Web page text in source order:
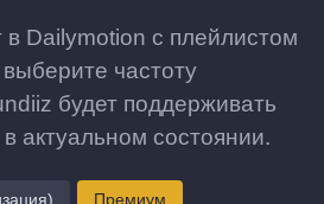
Dailymotion с плейлистом
частоту
будет поддерживать
актуальном состоянии.
Премиум